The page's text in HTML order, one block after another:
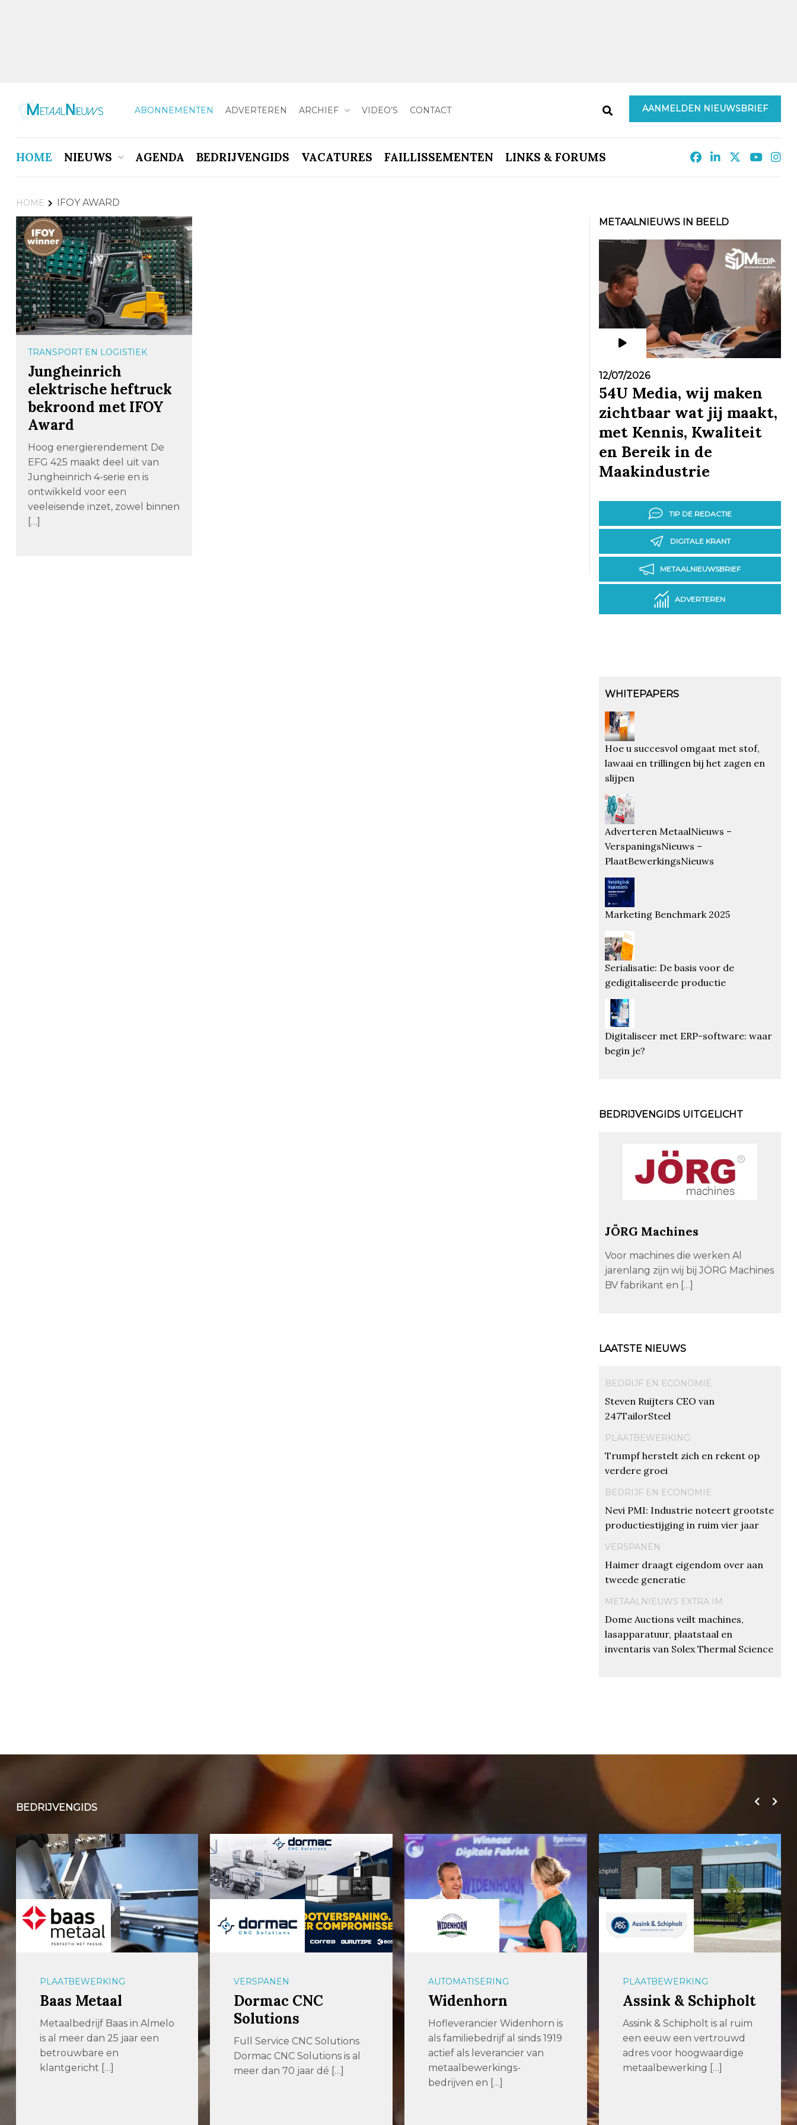
ABONNEMENTEN ADVERTEREN ARCHIEF VIDEO’S CONTACT AANMELDEN NIEUWSBRIEF
HOME NIEUWS AGENDA BEDRIJVENGIDS VACATURES FAILLISSEMENTEN LINKS & FORUMS
HOME IFOY AWARD
TRANSPORT EN LOGISTIEK
Jungheinrich
elektrische heftruck
bekroond met IFOY
Award
Hoog energierendement De
EFG 425 maakt deel uit van
Jungheinrich 4-serie en is
ontwikkeld voor een
veeleisende inzet, zowel binnen
[…]
METAALNIEUWS IN BEELD
12/07/2026
54U Media, wij maken
zichtbaar wat jij maakt,
met Kennis, Kwaliteit
en Bereik in de
Maakindustrie
TIP DE REDACTIE
DIGITALE KRANT
METAALNIEUWSBRIEF
ADVERTEREN
WHITEPAPERS
Hoe u succesvol omgaat met stof,
lawaai en trillingen bij het zagen en
slijpen
Adverteren MetaalNieuws –
VerspaningsNieuws –
PlaatBewerkingsNieuws
Marketing Benchmark 2025
Serialisatie: De basis voor de
gedigitaliseerde productie
Digitaliseer met ERP-software: waar
begin je?
BEDRIJVENGIDS UITGELICHT
JÖRG Machines
Voor machines die werken Al
jarenlang zijn wij bij JÖRG Machines
BV fabrikant en […]
LAATSTE NIEUWS
BEDRIJF EN ECONOMIE
Steven Ruijters CEO van
247TailorSteel
PLAATBEWERKING
Trumpf herstelt zich en rekent op
verdere groei
BEDRIJF EN ECONOMIE
Nevi PMI: Industrie noteert grootste
productiestijging in ruim vier jaar
VERSPANEN
Haimer draagt eigendom over aan
tweede generatie
METAALNIEUWS EXTRA IM
Dome Auctions veilt machines,
lasapparatuur, plaatstaal en
inventaris van Solex Thermal Science
BEDRIJVENGIDS
VERSPANEN
Dormac CNC
Solutions
Full Service CNC Solutions
Dormac CNC Solutions is al
meer dan 70 jaar dé […]
AUTOMATISERING
Widenhorn
Hofleverancier Widenhorn is
als familiebedrijf al sinds 1919
actief als leverancier van
metaalbewerkings-
PLAATBEWERKING
Assink & Schipholt
Assink & Schipholt is al ruim
een eeuw een vertrouwd
adres voor hoogwaardige
metaalbewerking […]
PLAATBEWERKING
Th. Wortelboer BV
Th. Wortelboer levert,
verhuurt, repareert en
onderhoudt machines en
gereedschappen voor